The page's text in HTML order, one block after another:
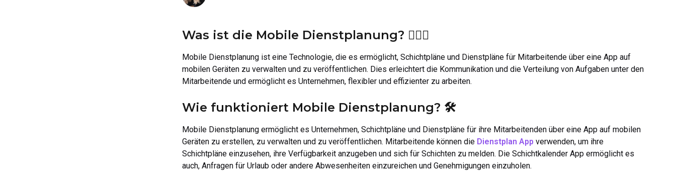
Was ist die Mobile Dienstplanung? 🤷🏻‍♂️
Mobile Dienstplanung ist eine Technologie, die es ermöglicht, Schichtpläne und Dienstpläne für Mitarbeitende über eine App auf
mobilen Geräten zu verwalten und zu veröffentlichen. Dies erleichtert die Kommunikation und die Verteilung von Aufgaben unter den
Mitarbeitende und ermöglicht es Unternehmen, flexibler und effizienter zu arbeiten.
Wie funktioniert Mobile Dienstplanung? 🛠️
Mobile Dienstplanung ermöglicht es Unternehmen, Schichtpläne und Dienstpläne für ihre Mitarbeitenden über eine App auf mobilen
Geräten zu erstellen, zu verwalten und zu veröffentlichen. Mitarbeitende können die Dienstplan App verwenden, um ihre
Schichtpläne einzusehen, ihre Verfügbarkeit anzugeben und sich für Schichten zu melden. Die Schichtkalender App ermöglicht es
auch, Anfragen für Urlaub oder andere Abwesenheiten einzureichen und Genehmigungen einzuholen.